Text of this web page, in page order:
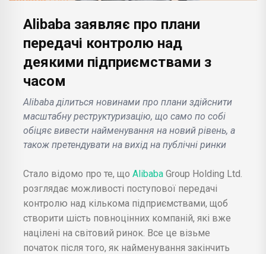
Alibaba заявляє про плани
передачі контролю над
деякими підприємствами з
часом
Alibaba ділиться новинами про плани здійснити
масштабну реструктуризацію, що само по собі
обіцяє вивести найменування на новий рівень, а
також претендувати на вихід на публічні ринки
Стало відомо про те, що Alibaba Group Holding Ltd.
розглядає можливості поступової передачі
контролю над кількома підприємствами, щоб
створити шість повноцінних компаній, які вже
націлені на світовий ринок. Все це візьме
початок після того, як найменування закінчить